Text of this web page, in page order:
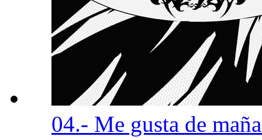
04.- Me gusta de